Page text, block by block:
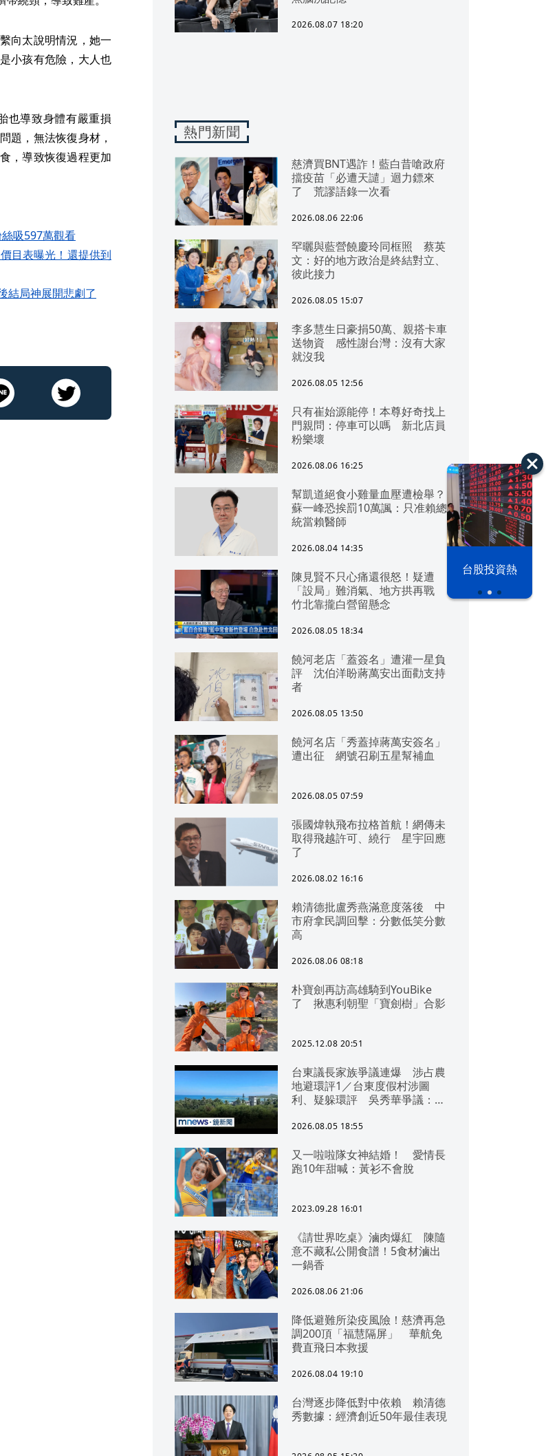
漢光42演習 台股投資熱
向太說明情況，她一
小孩有危險，大人也
也導致身體有嚴重損
題，無法恢復身材，
，導致恢復過程更加
吸597萬觀看
目表曝光！還提供到
結局神展開悲劇了
2026.08.07 18:20
熱門新聞
慈濟買BNT遇詐！藍白昔嗆政府
擋疫苗「必遭天譴」迴力鏢來
了 荒謬語錄一次看
2026.08.06 22:06
罕曬與藍營饒慶玲同框照 蔡英
文：好的地方政治是終結對立、
彼此接力
2026.08.05 15:07
李多慧生日豪捐50萬、親搭卡車
送物資 感性謝台灣：沒有大家
就沒我
2026.08.05 12:56
只有崔始源能停！本尊好奇找上
門親問：停車可以嗎 新北店員
粉樂壞
2026.08.06 16:25
幫凱道絕食小雞量血壓遭檢舉？
蘇一峰恐挨罰10萬諷：只准賴總
統當賴醫師
2026.08.04 14:35
陳見賢不只心痛還很怒！疑遭
「設局」難消氣、地方拱再戰
竹北靠攏白營留懸念
2026.08.05 18:34
饒河老店「蓋簽名」遭灌一星負
評 沈伯洋盼蔣萬安出面勸支持
者
2026.08.05 13:50
饒河名店「秀蓋掉蔣萬安簽名」
遭出征 網號召刷五星幫補血
2026.08.05 07:59
張國煒執飛布拉格首航！網傳未
取得飛越許可、繞行 星宇回應
了
2026.08.02 16:16
賴清德批盧秀燕滿意度落後 中
市府拿民調回擊：分數低笑分數
高
2026.08.06 08:18
朴寶劍再訪高雄騎到YouBike
了 揪惠利朝聖「寶劍樹」合影
2025.12.08 20:51
台東議長家族爭議連爆 涉占農
地避環評1／台東度假村涉圖
利、疑躲環評 吳秀華爭議：概
2026.08.05 18:55
又一啦啦隊女神結婚！ 愛情長
跑10年甜喊：黃衫不會脫
2023.09.28 16:01
《請世界吃桌》滷肉爆紅 陳隨
意不藏私公開食譜！5食材滷出
一鍋香
2026.08.06 21:06
降低避難所染疫風險！慈濟再急
調200頂「福慧隔屏」 華航免
費直飛日本救援
2026.08.04 19:10
台灣逐步降低對中依賴 賴清德
秀數據：經濟創近50年最佳表現